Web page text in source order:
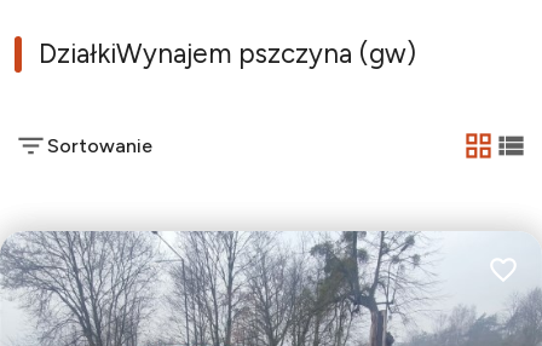
DziałkiWynajem pszczyna (gw)
Sortowanie
tabela
Dodaj